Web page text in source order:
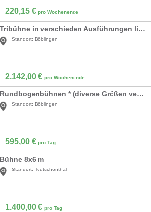
220,15 € pro Wochenende
Tribühne in verschieden Ausführungen lieferbar *
Standort: Böblingen
2.142,00 € pro Wochenende
Rundbogenbühnen * (diverse Größen verfügbar)
Standort: Böblingen
595,00 € pro Tag
Bühne 8x6 m
Standort: Teutschenthal
1.400,00 € pro Tag